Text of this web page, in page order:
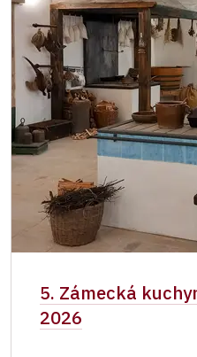
5. Zámecká
2026